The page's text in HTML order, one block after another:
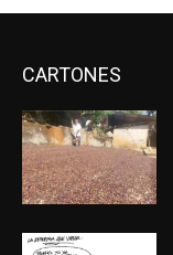
CARTONES